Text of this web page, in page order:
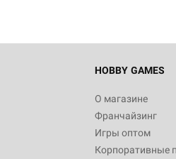
HOBBY GAMES
О магазине
Франчайзинг
Игры оптом
Корпоративные